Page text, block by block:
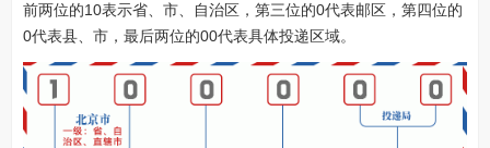
前两位的10表示省、市、自治区，第三位的0代表邮区，第四位的
0代表县、市，最后两位的00代表具体投递区域。